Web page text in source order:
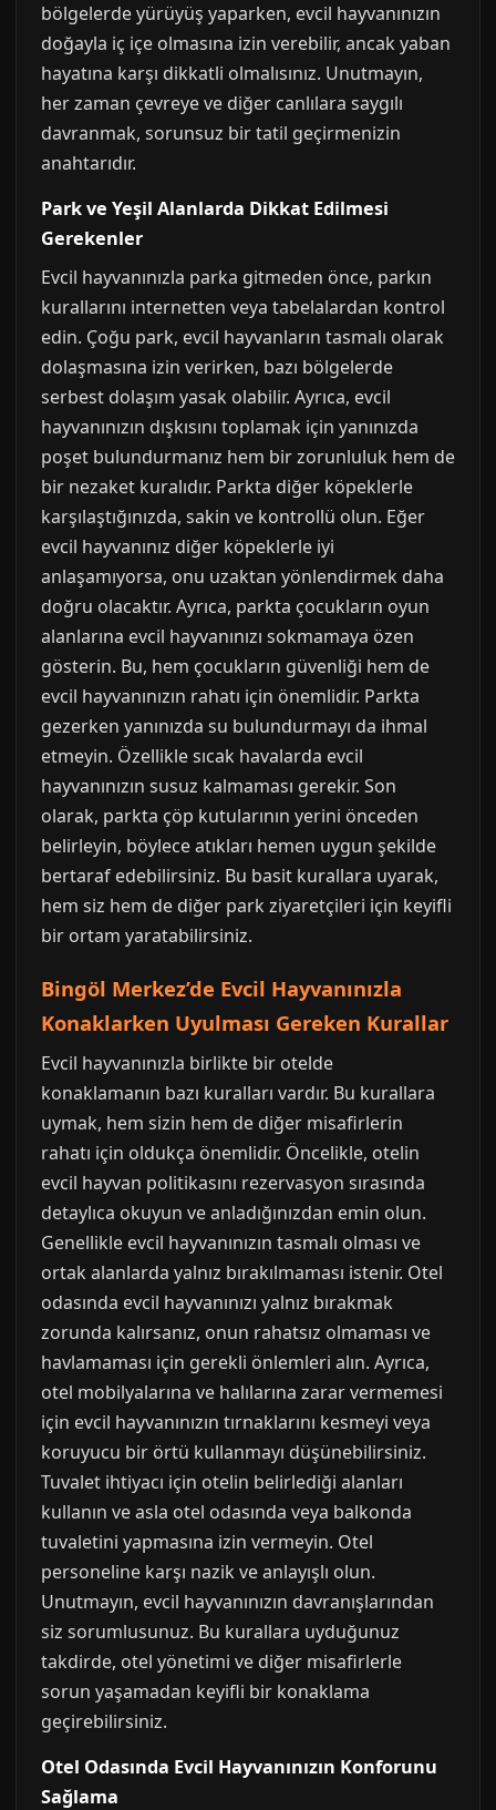
bölgelerde yürüyüş yaparken, evcil hayvanınızın
doğayla iç içe olmasına izin verebilir, ancak yaban
hayatına karşı dikkatli olmalısınız. Unutmayın,
her zaman çevreye ve diğer canlılara saygılı
davranmak, sorunsuz bir tatil geçirmenizin
anahtarıdır.
Park ve Yeşil Alanlarda Dikkat Edilmesi
Gerekenler
Evcil hayvanınızla parka gitmeden önce, parkın
kurallarını internetten veya tabelalardan kontrol
edin. Çoğu park, evcil hayvanların tasmalı olarak
dolaşmasına izin verirken, bazı bölgelerde
serbest dolaşım yasak olabilir. Ayrıca, evcil
hayvanınızın dışkısını toplamak için yanınızda
poşet bulundurmanız hem bir zorunluluk hem de
bir nezaket kuralıdır. Parkta diğer köpeklerle
karşılaştığınızda, sakin ve kontrollü olun. Eğer
evcil hayvanınız diğer köpeklerle iyi
anlaşamıyorsa, onu uzaktan yönlendirmek daha
doğru olacaktır. Ayrıca, parkta çocukların oyun
alanlarına evcil hayvanınızı sokmamaya özen
gösterin. Bu, hem çocukların güvenliği hem de
evcil hayvanınızın rahatı için önemlidir. Parkta
gezerken yanınızda su bulundurmayı da ihmal
etmeyin. Özellikle sıcak havalarda evcil
hayvanınızın susuz kalmaması gerekir. Son
olarak, parkta çöp kutularının yerini önceden
belirleyin, böylece atıkları hemen uygun şekilde
bertaraf edebilirsiniz. Bu basit kurallara uyarak,
hem siz hem de diğer park ziyaretçileri için keyifli
bir ortam yaratabilirsiniz.
Bingöl Merkez’de Evcil Hayvanınızla
Konaklarken Uyulması Gereken Kurallar
Evcil hayvanınızla birlikte bir otelde
konaklamanın bazı kuralları vardır. Bu kurallara
uymak, hem sizin hem de diğer misafirlerin
rahatı için oldukça önemlidir. Öncelikle, otelin
evcil hayvan politikasını rezervasyon sırasında
detaylıca okuyun ve anladığınızdan emin olun.
Genellikle evcil hayvanınızın tasmalı olması ve
ortak alanlarda yalnız bırakılmaması istenir. Otel
odasında evcil hayvanınızı yalnız bırakmak
zorunda kalırsanız, onun rahatsız olmaması ve
havlamaması için gerekli önlemleri alın. Ayrıca,
otel mobilyalarına ve halılarına zarar vermemesi
için evcil hayvanınızın tırnaklarını kesmeyi veya
koruyucu bir örtü kullanmayı düşünebilirsiniz.
Tuvalet ihtiyacı için otelin belirlediği alanları
kullanın ve asla otel odasında veya balkonda
tuvaletini yapmasına izin vermeyin. Otel
personeline karşı nazik ve anlayışlı olun.
Unutmayın, evcil hayvanınızın davranışlarından
siz sorumlusunuz. Bu kurallara uyduğunuz
takdirde, otel yönetimi ve diğer misafirlerle
sorun yaşamadan keyifli bir konaklama
geçirebilirsiniz.
Otel Odasında Evcil Hayvanınızın Konforunu
Sağlama